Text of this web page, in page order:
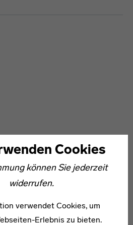
Cookies
können Sie jederzeit
widerrufen.
verwendet Cookies, um
Erlebnis zu bieten.